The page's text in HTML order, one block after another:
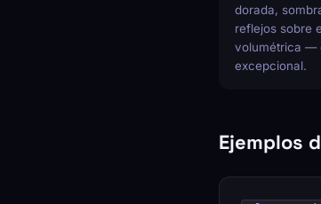
dorada,
reflejos sobre
volumétrica —
excepcional.
Ejemplos